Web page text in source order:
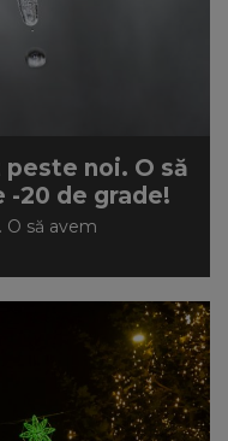
noi. O să
-20 de grade!
O să avem